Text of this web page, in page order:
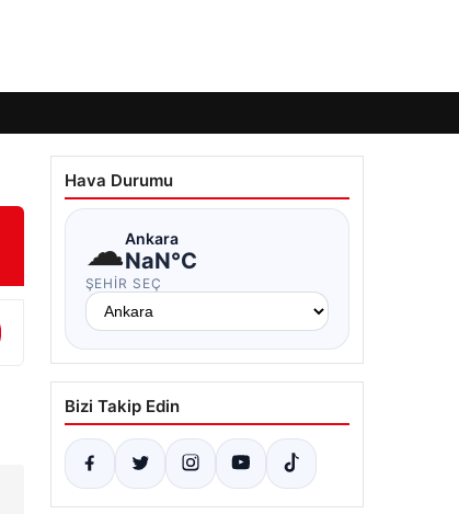
Hava Durumu
☁Ankara
NaN°C
ŞEHIR SEÇ
Bizi Takip Edin